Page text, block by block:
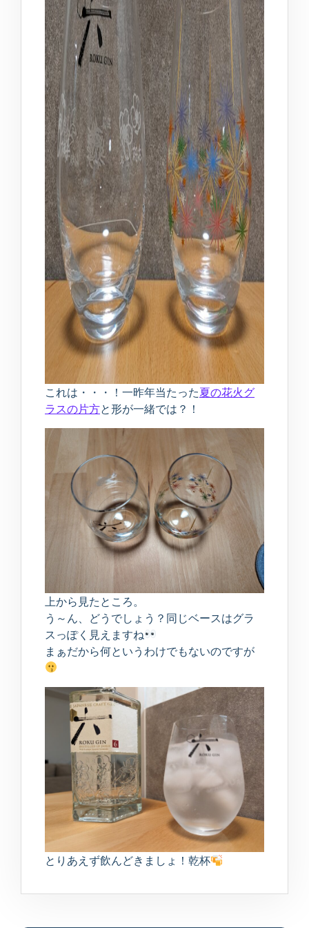
これは・・・！一昨年当たった夏の花火グ
ラスの片方と形が一緒では？！
上から見たところ。
う～ん、どうでしょう？同じベースはグラ
スっぽく見えますね
まぁだから何というわけでもないのですが
とりあえず飲んどきましょ！乾杯